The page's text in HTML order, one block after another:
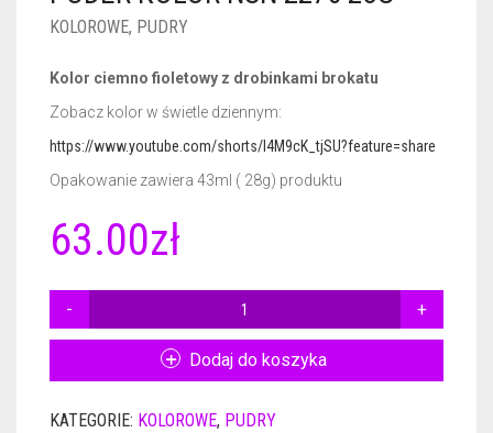
GEL BASE 50ML
BRUSH SAVER 50ML
NAIL PREP 15ML
ACTIVATOR 15ML
ACTIVATOR POWER 15ML
GEL TOP 15ML
CERTYFIKATY DERMATOLOGICZNE
FRENCH DIP NSN
ULOTKI
KOLOROWE, PUDRY
Kolor ciemno fioletowy z drobinkami brokatu
Zobacz kolor w świetle dziennym:
https://www.youtube.com/shorts/I4M9cK_tjSU?feature=share
Opakowanie zawiera 43ml ( 28g) produktu
63.00zł
PUDER
28G
Dodaj do koszyka
KATEGORIE: KOLOROWE, PUDRY